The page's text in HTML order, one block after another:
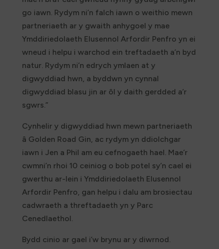
go iawn. Rydym ni’n falch iawn o weithio mewn
partneriaeth ar y gwaith anhygoel y mae
Ymddiriedolaeth Elusennol Arfordir Penfro yn ei
wneud i helpu i warchod ein treftadaeth a’n byd
natur. Rydym ni’n edrych ymlaen at y
digwyddiad hwn, a byddwn yn cynnal
digwyddiad blasu jin ar ôl y daith gerdded a’r
sgwrs.”
Cynhelir y digwyddiad hwn mewn partneriaeth
â Golden Road Gin, ac rydym yn ddiolchgar
iawn i Jen a Phil am eu cefnogaeth hael. Mae’r
cwmni’n rhoi 10 ceiniog o bob potel sy’n cael ei
gwerthu ar-lein i Ymddiriedolaeth Elusennol
Arfordir Penfro, gan helpu i dalu am brosiectau
cadwraeth a threftadaeth yn y Parc
Cenedlaethol.
Bydd cinio ar gael i’w brynu ar y diwrnod.